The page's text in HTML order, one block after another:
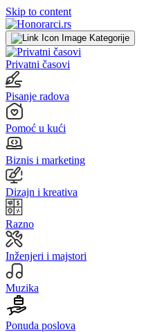
Skip to content
Kategorije
Privatni časovi
Pisanje radova
Pomoć u kući
Biznis i marketing
Dizajn i kreativa
Razno
Inženjeri i majstori
Muzika
Ponuda poslova